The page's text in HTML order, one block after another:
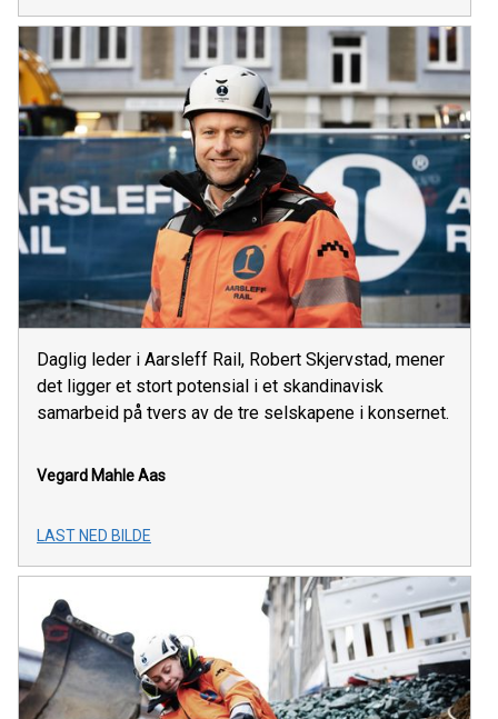
Daglig leder i Aarsleff Rail, Robert Skjervstad, mener
det ligger et stort potensial i et skandinavisk
samarbeid på tvers av de tre selskapene i konsernet.
Vegard Mahle Aas
LAST NED BILDE